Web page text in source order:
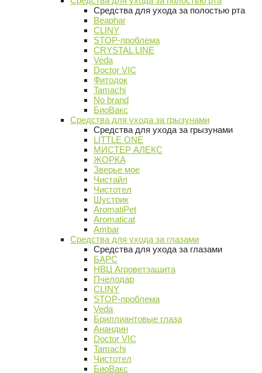
Средства для ухода за полостью рта
Beaphar
CLINY
STOP-проблема
CRYSTAL LINE
Veda
Doctor VIC
Фитодок
Tamachi
No brand
БиоВакс
Средства для ухода за грызунами
Средства для ухода за грызунами
LITTLE ONE
МИСТЕР АЛЕКС
ЖОРКА
Зверье мое
Чистайл
Чистотел
Шустрик
AromatiPet
Aromaticat
Ambar
Средства для ухода за глазами
Средства для ухода за глазами
БАРС
НВЦ Агроветзащита
Пчелодар
CLINY
STOP-проблема
Veda
Бриллиантовые глаза
Анандин
Doctor VIC
Tamachi
Чистотел
БиоВакс